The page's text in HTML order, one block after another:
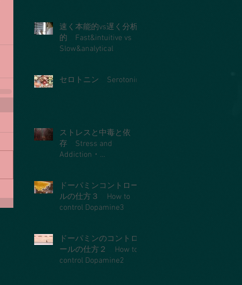
速く本能的vs遅く分析
的 Fast&intuitive vs
Slow&analytical
セロトニン Serotonin
ストレスと中毒と依
存 Stress and
Addiction・
ドーパミンコントロー
ルの仕方３ How to
control Dopamine3
ドーパミンのコントロ
ールの仕方２ How to
control Dopamine2